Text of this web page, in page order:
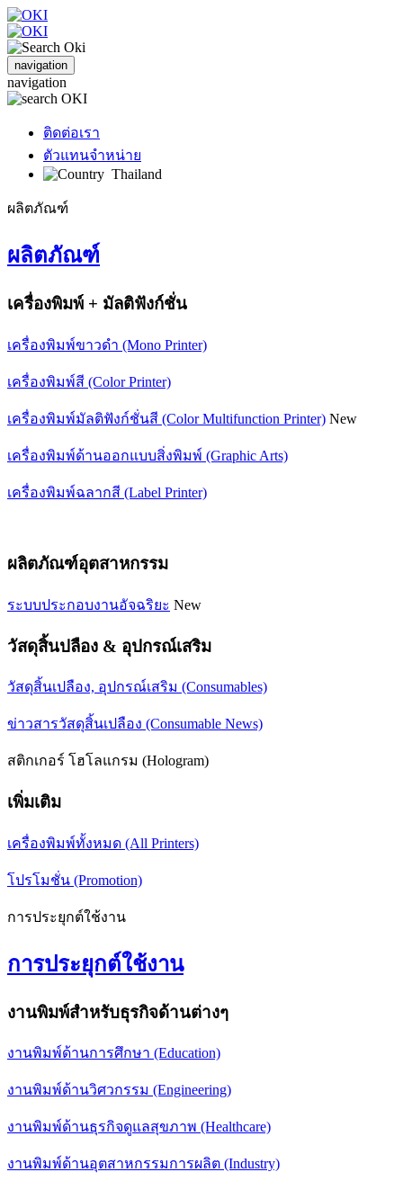
navigation
navigation
ติดต่อเรา
ตัวแทนจำหน่าย
Thailand
ผลิตภัณฑ์
ผลิตภัณฑ์
เครื่องพิมพ์ + มัลติฟังก์ชั่น
เครื่องพิมพ์ขาวดำ (Mono Printer)
เครื่องพิมพ์สี (Color Printer)
เครื่องพิมพ์มัลติฟังก์ชั่นสี (Color Multifunction Printer) New
เครื่องพิมพ์ด้านออกแบบสิ่งพิมพ์ (Graphic Arts)
เครื่องพิมพ์ฉลากสี (Label Printer)
ผลิตภัณฑ์อุตสาหกรรม
ระบบประกอบงานอัจฉริยะ New
วัสดุสิ้นปลือง & อุปกรณ์เสริม
วัสดุสิ้นเปลือง, อุปกรณ์เสริม (Consumables)
ข่าวสารวัสดุสิ้นเปลือง (Consumable News)
สติกเกอร์ โฮโลแกรม (Hologram)
เพิ่มเติม
เครื่องพิมพ์ทั้งหมด (All Printers)
โปรโมชั่น (Promotion)
การประยุกต์ใช้งาน
การประยุกต์ใช้งาน
งานพิมพ์สำหรับธุรกิจด้านต่างๆ
งานพิมพ์ด้านการศึกษา (Education)
งานพิมพ์ด้านวิศวกรรม (Engineering)
งานพิมพ์ด้านธุรกิจดูแลสุขภาพ (Healthcare)
งานพิมพ์ด้านอุตสาหกรรมการผลิต (Industry)